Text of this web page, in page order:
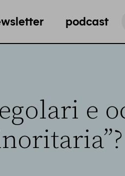
podcast
e